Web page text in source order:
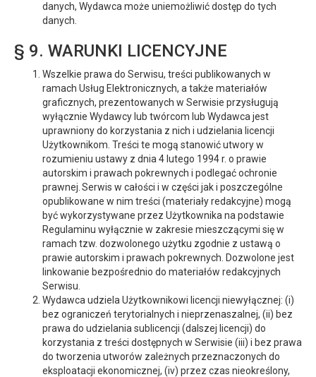
danych, Wydawca może uniemożliwić dostęp do tych
danych.
§ 9. WARUNKI LICENCYJNE
Wszelkie prawa do Serwisu, treści publikowanych w
ramach Usług Elektronicznych, a także materiałów
graficznych, prezentowanych w Serwisie przysługują
wyłącznie Wydawcy lub twórcom lub Wydawca jest
uprawniony do korzystania z nich i udzielania licencji
Użytkownikom. Treści te mogą stanowić utwory w
rozumieniu ustawy z dnia 4 lutego 1994 r. o prawie
autorskim i prawach pokrewnych i podlegać ochronie
prawnej. Serwis w całości i w części jak i poszczególne
opublikowane w nim treści (materiały redakcyjne) mogą
być wykorzystywane przez Użytkownika na podstawie
Regulaminu wyłącznie w zakresie mieszczącymi się w
ramach tzw. dozwolonego użytku zgodnie z ustawą o
prawie autorskim i prawach pokrewnych. Dozwolone jest
linkowanie bezpośrednio do materiałów redakcyjnych
Serwisu.
Wydawca udziela Użytkownikowi licencji niewyłącznej: (i)
bez ograniczeń terytorialnych i nieprzenaszalnej, (ii) bez
prawa do udzielania sublicencji (dalszej licencji) do
korzystania z treści dostępnych w Serwisie (iii) i bez prawa
do tworzenia utworów zależnych przeznaczonych do
eksploatacji ekonomicznej, (iv) przez czas nieokreślony,